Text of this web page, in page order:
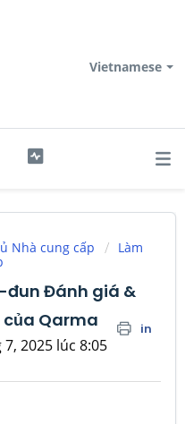
Vietnamese
Nhà cung cấp
Làm
đun Đánh giá &
của Qarma
in
2025 lúc 8:05